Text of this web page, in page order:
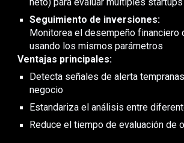
Seguimiento de inversiones:
Monitorea el desempeño financiero
usando los mismos parámetros
Ventajas principales:
Detecta señales de alerta
negocio
Estandariza el análisis entre
Reduce el tiempo de evaluación de